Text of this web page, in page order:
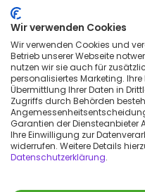
apple
Wir verwenden Cookies
Wir verwenden Cookies und
Betrieb unserer Webseite
nutzen wir sie auch für
personalisiertes Marketing.
Übermittlung Ihrer Daten in
Zugriffs durch Behörden
Garantien der Diensteanbieter
Ihre Einwilligung zur
widerrufen. Weitere Details
Datenschutzerklärung.